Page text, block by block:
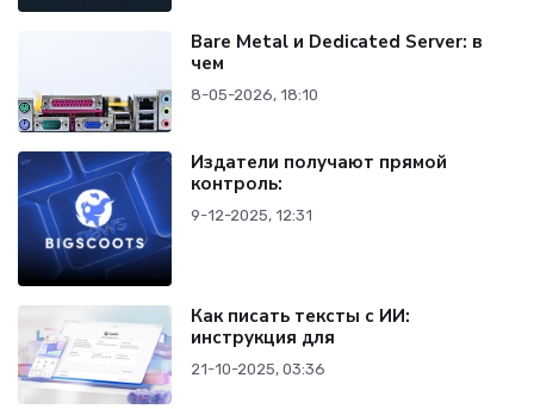
Bare Metal и Dedicated Server: в
чем
8-05-2026, 18:10
Издатели получают прямой
контроль:
9-12-2025, 12:31
Как писать тексты с ИИ:
инструкция для
21-10-2025, 03:36